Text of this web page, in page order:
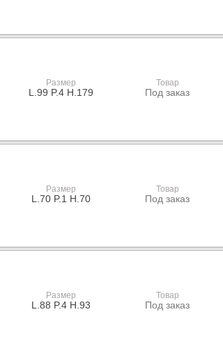
Размер
L.99 P.4 H.179
Товар
Под заказ
Размер
L.70 P.1 H.70
Товар
Под заказ
Размер
L.88 P.4 H.93
Товар
Под заказ